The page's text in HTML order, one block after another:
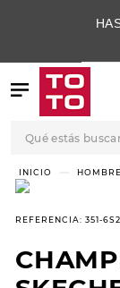
HOMBRE
REFERENCIA: 351-